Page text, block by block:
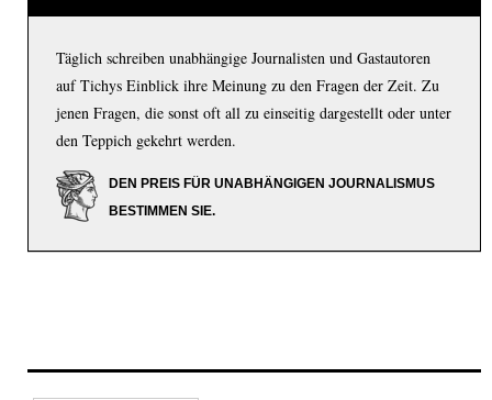
Täglich schreiben unabhängige Journalisten und Gastautoren
auf Tichys Einblick ihre Meinung zu den Fragen der Zeit. Zu
jenen Fragen, die sonst oft all zu einseitig dargestellt oder unter
den Teppich gekehrt werden.
DEN PREIS FÜR UNABHÄNGIGEN JOURNALISMUS
BESTIMMEN SIE.